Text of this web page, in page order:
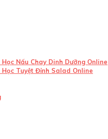
Học Nấu Chay Dinh Dưỡng Online
Học Tuyệt Đỉnh Salad Online